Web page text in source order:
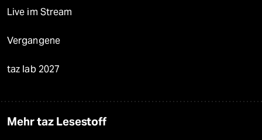
Live im Stream
Vergangene
taz lab 2027
Mehr taz Lesestoff